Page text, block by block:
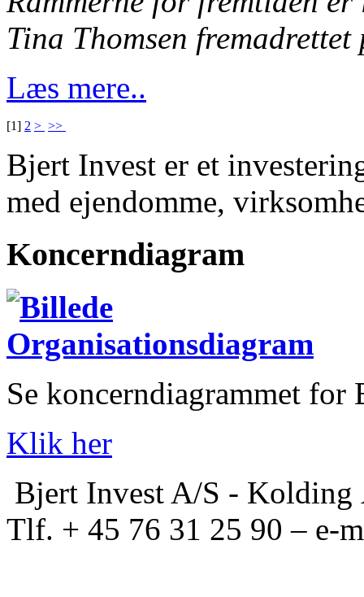
Tina Thomsen fremadrettet
Læs mere..
[1] 2 > >>
Bjert Invest er et
med ejendomme,
Koncerndiagram
Se koncerndiagrammet for
Klik her
Bjert Invest A/S -
Tlf. + 45 76 31 25 90 – e-